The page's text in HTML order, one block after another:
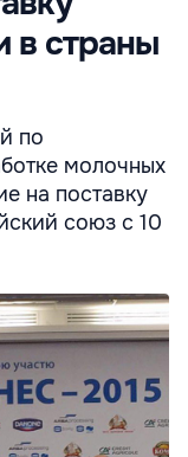
в страны
по
молочных
на поставку
союз с 10